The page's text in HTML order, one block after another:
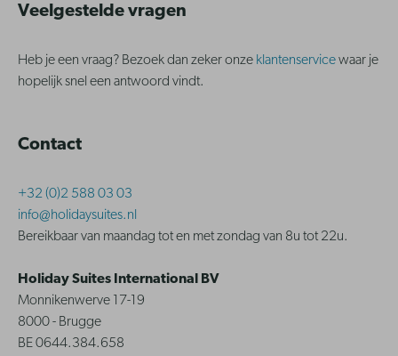
Veelgestelde vragen
Heb je een vraag? Bezoek dan zeker onze klantenservicewaar je
hopelijk snel een antwoord vindt.
Contact
+32 (0)2 588 03 03
info@holidaysuites.nl
Bereikbaar van maandag tot en met zondag van 8u tot 22u.
Holiday Suites International BV
Monnikenwerve 17-19
8000 - Brugge
BE 0644.384.658